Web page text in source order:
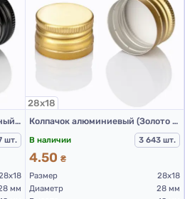
Колпачок алюминиевый (Черный с резьбой 28х18 мм)
шт.
мм
28х18
Колпачок алюминиевый (Золото с резьбой 28х18 мм)
В наличии
3 643 шт.
4.50 ₴
Размер
28х18
Диаметр
28 мм